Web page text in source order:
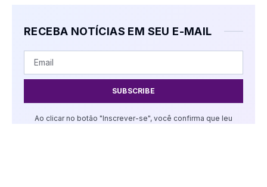
RECEBA NOTÍCIAS EM SEU E-MAIL
SUBSCRIBE
Ao clicar no botão "Inscrever-se", você confirma que leu